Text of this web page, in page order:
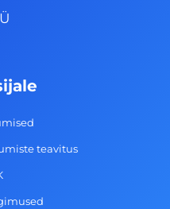
d
n
teavitus